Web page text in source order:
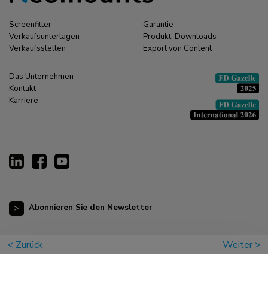
< Zurück Weiter >
Screenfitter
Verkaufsunterlagen
Verkaufsstellen
Garantie
Produkt-Downloads
Export von Content
Das Unternehmen
Kontakt
Karriere
Abonnieren Sie den Newsletter
Copyright © 2026 Neomounts B.V. | Haftungsausschluss | Datenschutzerklärung |